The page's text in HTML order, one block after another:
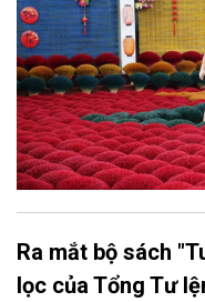
Ra mắt bộ sách
lọc của Tổng Tư